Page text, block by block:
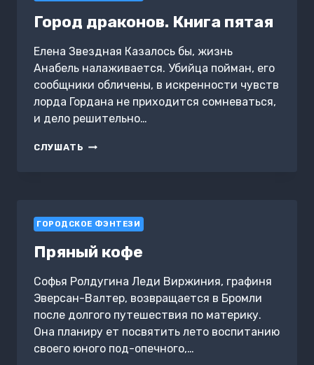
Город драконов. Книга пятая
Елена Звездная Казалось бы, жизнь
Анабель налаживается. Убийца пойман, его
сообщники обличены, в искренности чувств
лорда Гордана не приходится сомневаться,
и дело решительно…
СЛУШАТЬ ГОРОД
ГОРОДСКОЕ ФЭНТЕЗИ
Пряный кофе
Софья Ролдугина Леди Виржиния, графиня
Эверсан-Валтер, возвращается в Бромли
после долгого путешествия по материку.
Она планиру ет посвятить лето воспитанию
своего юного под-опечного,…